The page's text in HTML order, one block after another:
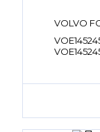
VOLVO